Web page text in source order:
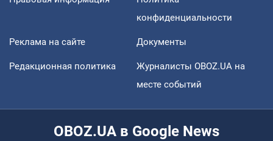
конфиденциальности
Реклама на сайте Документы
Редакционная политика
Журналисты OBOZ.UA на
месте событий
OBOZ.UA в Google News